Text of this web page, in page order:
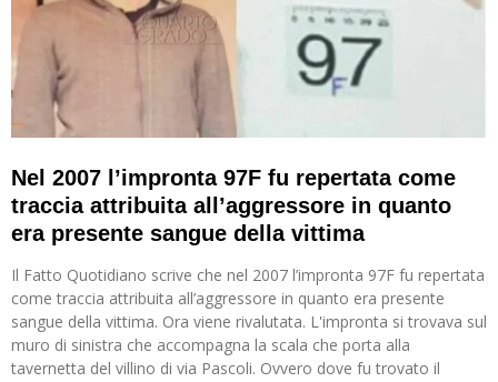
Nel 2007 l’impronta 97F fu repertata come
traccia attribuita all’aggressore in quanto
era presente sangue della vittima
Il Fatto Quotidiano scrive che nel 2007 l’impronta 97F fu repertata
come traccia attribuita all’aggressore in quanto era presente
sangue della vittima. Ora viene rivalutata. L'impronta si trovava sul
muro di sinistra che accompagna la scala che porta alla
tavernetta del villino di via Pascoli. Ovvero dove fu trovato il